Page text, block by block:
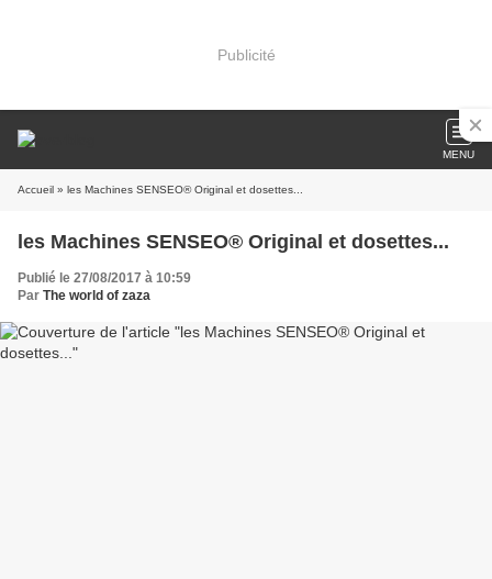
Publicité
MENU
Accueil » les Machines SENSEO® Original et dosettes...
les Machines SENSEO® Original et dosettes...
Publié le 27/08/2017 à 10:59
Par The world of zaza